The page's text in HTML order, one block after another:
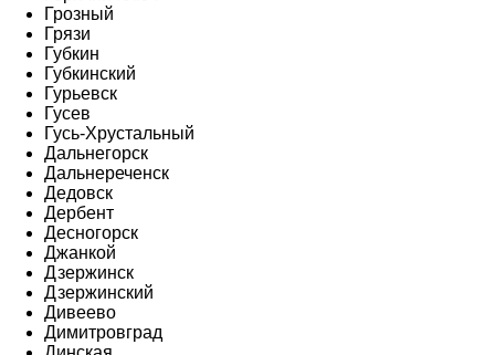
Грозный
Грязи
Губкин
Губкинский
Гурьевск
Гусев
Гусь-Хрустальный
Дальнегорск
Дальнереченск
Дедовск
Дербент
Десногорск
Джанкой
Дзержинск
Дзержинский
Дивеево
Димитровград